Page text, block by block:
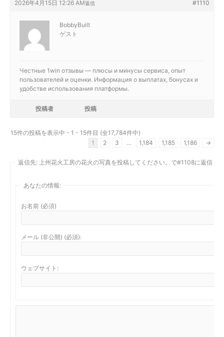
2026年4月15日 12:26 AM #1110
返信
BobbyBuilt
ゲスト
Честные 1win отзывы — плюсы и минусы сервиса, опыт
пользователей и оценки. Информация о выплатах, бонусах и
удобстве использования платформы.
投稿者 投稿
15件の投稿を表示中 - 1 - 15件目 (全17,784件中)
1
2 3 … 1,184 1,185 1,186 →
返信先: 上州花火工房の花火の写真を投稿してください。で#1108に返信
あなたの情報:
お名前 (必須)
メール (非公開) (必須):
ウェブサイト: